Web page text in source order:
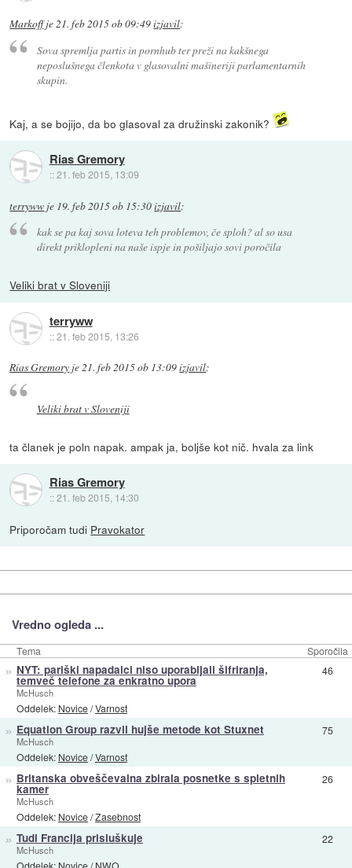
Markoffje21. feb 2015 ob 09:49izjavil:
Sova spremlja partis in pornhub ter preži na kakšnega
neposlušnega členkota v glasovalni mašineriji parlamentarnih
skupin.
Kaj, a se bojijo, da bo glasoval za družinski zakonik?
Rias Gremory
::21. feb 2015, 13:09
terryww je 19. feb 2015 ob 15:30izjavil:
kak se pa kaj sova loteva teh problemov, če sploh? al so usa
direkt priklopleni na naše ispje in pošiljajo sovi poročila
Veliki brat v Sloveniji
terryww
::21. feb 2015, 13:26
Rias Gremory je21. feb 2015 ob 13:09izjavil:
Veliki brat v Sloveniji
ta članek je poln napak. ampak ja, boljše kot nič. hvala za link
Rias Gremory
::21. feb 2015, 14:30
Priporočam tudi Pravokator
Vredno ogleda ...
Tema Sporočila
» NYT: pariški napadalci niso uporabljali šifriranja,
temveč telefone za enkratno upora
McHusch
Oddelek: Novice/Varnost
46
» Equation Group razvil hujše metode kot Stuxnet
McHusch
Oddelek: Novice/Varnost
75
» Britanska obveščevalna zbirala posnetke s spletnih
kamer
McHusch
Oddelek: Novice/Zasebnost
26
» Tudi Francija prisluškuje
McHusch
Oddelek: Novice/NWO
22